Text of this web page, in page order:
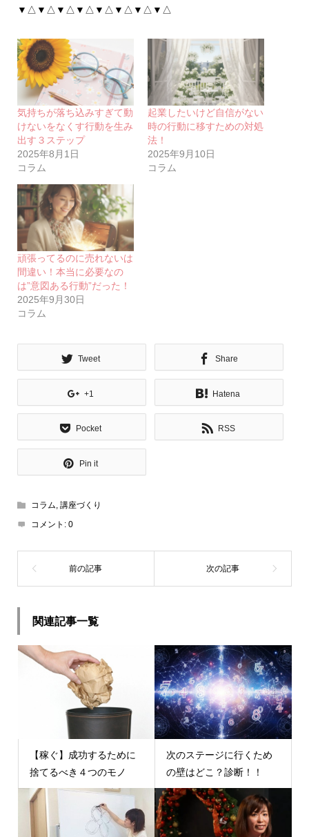
▼△▼△▼△▼△▼△▼△▼△▼△
気持ちが落ち込みすぎて動
けないをなくす行動を生み
出す３ステップ
2025年8月1日
コラム
起業したいけど自信がない
時の行動に移すための対処
法！
2025年9月10日
コラム
頑張ってるのに売れないは
間違い！本当に必要なの
は”意図ある行動”だった！
2025年9月30日
コラム
Tweet Share
+1 Hatena
Pocket RSS
Pin it
コラム, 講座づくり
コメント: 0
関連記事一覧
【稼ぐ】成功するために
捨てるべき４つのモノ
次のステージに行くため
の壁はどこ？診断！！